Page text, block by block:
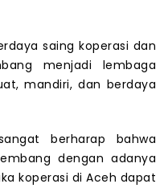
saing koperasi dan
menjadi lembaga
mandiri, dan berdaya
berharap bahwa
dengan adanya
koperasi di Aceh dapat